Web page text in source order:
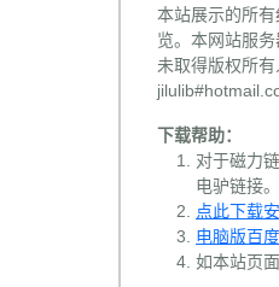
本站展示的所
览。本网站服
未取得版权所
下载帮助：
对于磁力
电驴链接。
点此下载
电脑版百
如本站页